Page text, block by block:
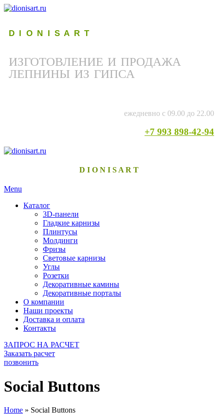
D I O N I S A R T
ИЗГОТОВЛЕНИЕ И ПРОДАЖА
ЛЕПНИНЫ ИЗ ГИПСА
ежедневно с 09.00 до 22.00
+7 993 898-42-94
D I O N I S A R T
Menu
Каталог
3D-панели
Гладкие карнизы
Плинтусы
Молдинги
Фризы
Световые карнизы
Углы
Розетки
Декоративные камины
Декоративные порталы
О компании
Наши проекты
Доставка и оплата
Контакты
ЗАПРОС НА РАСЧЕТ
Заказать расчет
позвонить
Social Buttons
Home » Social Buttons